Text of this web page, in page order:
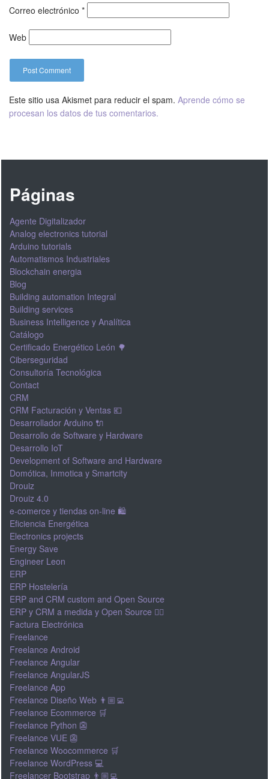
Correo electrónico *
Web
Este sitio usa Akismet para reducir el spam. Aprende cómo se
procesan los datos de tus comentarios.
Páginas
Agente Digitalizador
Analog electronics tutorial
Arduino tutorials
Automatismos Industriales
Blockchain energia
Blog
Building automation Integral
Building services
Business Intelligence y Analítica
Catálogo
Certificado Energético León 🌳
Ciberseguridad
Consultoría Tecnológica
Contact
CRM
CRM Facturación y Ventas 💶
Desarrollador Arduino 🔌
Desarrollo de Software y Hardware
Desarrollo IoT
Development of Software and Hardware
Domótica, Inmotica y Smartcity
Drouiz
Drouiz 4.0
e-comerce y tiendas on-line 🛍
Eficiencia Energética
Electronics projects
Energy Save
Engineer Leon
ERP
ERP Hostelería
ERP and CRM custom and Open Source
ERP y CRM a medida y Open Source 👍🏽
Factura Electrónica
Freelance
Freelance Android
Freelance Angular
Freelance AngularJS
Freelance App
Freelance Diseño Web 👨🏼‍💻
Freelance Ecommerce 🛒
Freelance Python 👺
Freelance VUE 👺
Freelance Woocommerce 🛒
Freelance WordPress 💻
Freelancer Bootstrap 👨🏼‍💻